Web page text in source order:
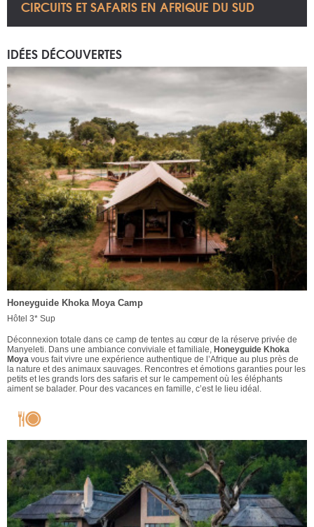
CIRCUITS ET SAFARIS EN AFRIQUE DU SUD
IDÉES DÉCOUVERTES
Honeyguide Khoka Moya Camp
Hôtel 3* Sup
Déconnexion totale dans ce camp de tentes au cœur de la réserve privée de
Manyeleti. Dans une ambiance conviviale et familiale, Honeyguide Khoka
Moya vous fait vivre une expérience authentique de l’Afrique au plus près de
la nature et des animaux sauvages. Rencontres et émotions garanties pour les
petits et les grands lors des safaris et sur le campement où les éléphants
aiment se balader. Pour des vacances en famille, c’est le lieu idéal.